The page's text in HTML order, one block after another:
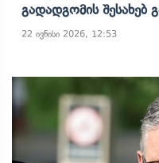
Გადადგომის Შესახებ
22 ივნისი 2026, 12:53